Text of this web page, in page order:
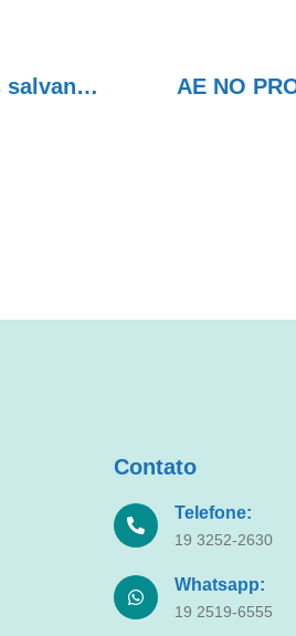
Programa Cada Vez Melhor com Amor-Exigente: 39 anos salvando vidas! AE NO
Contato
Telefone:
19 3252-2630
Whatsapp:
19 2519-6555